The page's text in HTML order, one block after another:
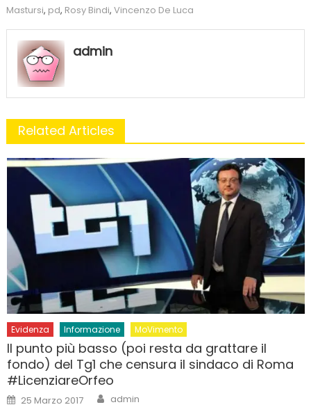
Mastursi, pd, Rosy Bindi, Vincenzo De Luca
admin
Related Articles
Evidenza Informazione MoVimento
Il punto più basso (poi resta da grattare il
fondo) del Tg1 che censura il sindaco di Roma
#LicenziareOrfeo
Posted
on
25 Marzo 2017 Author
admin